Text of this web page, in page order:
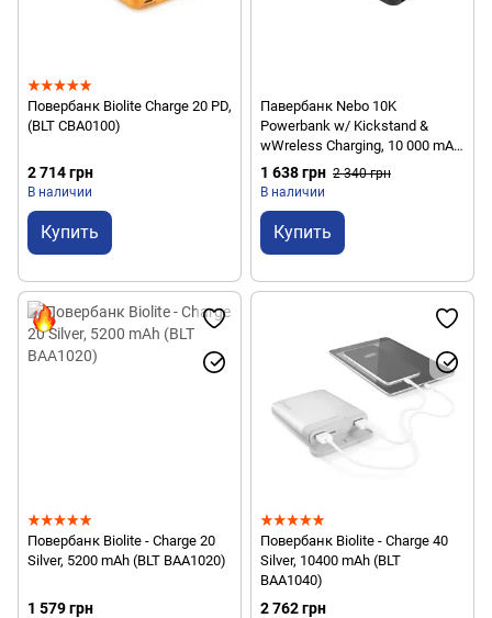
Повербанк Biolite Charge 20 PD,
(BLT CBA0100)
2 714 грн
В наличии
Купить
Павербанк Nebo 10K
Powerbank w/ Kickstand &
wWreless Charging, 10 000 mAh
(NB NEB-PBK-0010-G)
1 638 грн 2 340 грн
В наличии
Купить
Повербанк Biolite - Charge 20
Silver, 5200 mAh (BLT BAA1020)
1 579 грн
Повербанк Biolite - Charge 40
Silver, 10400 mAh (BLT
BAA1040)
2 762 грн